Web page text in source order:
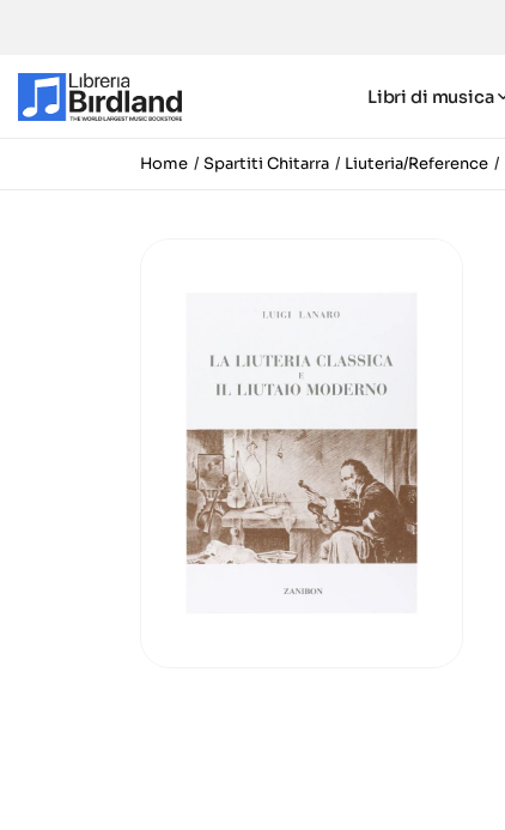
Libri di musica
Home Spartiti Chitarra Liuteria/Reference